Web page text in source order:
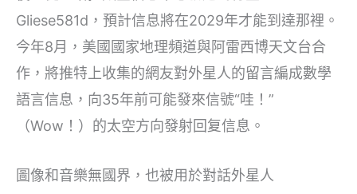
Gliese581d，預計信息將在2029年才能到達那裡。
今年8月，美國國家地理頻道與阿雷西博天文台合
作，將推特上收集的網友對外星人的留言編成數學
語言信息，向35年前可能發來信號“哇！”
（Wow！）的太空方向發射回复信息。
圖像和音樂無國界，也被用於對話外星人